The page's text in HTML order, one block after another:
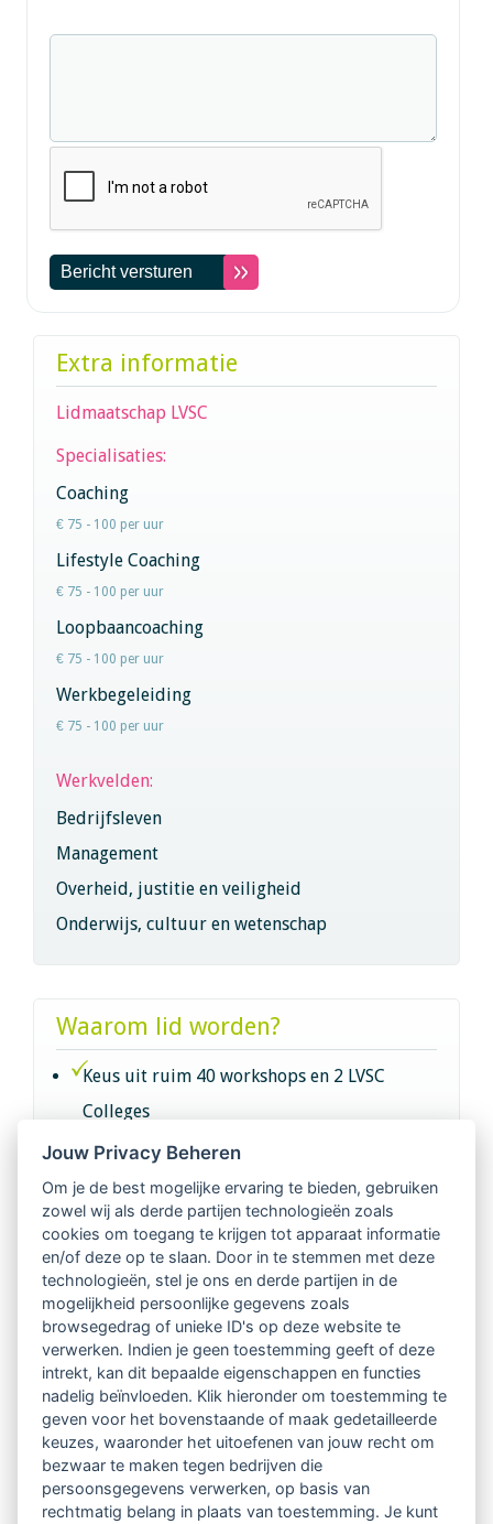
Extra informatie
Lidmaatschap LVSC
Specialisaties:
Coaching
€ 75 - 100 per uur
Lifestyle Coaching
€ 75 - 100 per uur
Loopbaancoaching
€ 75 - 100 per uur
Werkbegeleiding
€ 75 - 100 per uur
Werkvelden:
Bedrijfsleven
Management
Overheid, justitie en veiligheid
Onderwijs, cultuur en wetenschap
Waarom lid worden?
Keus uit ruim 40 workshops en 2 LVSC
Colleges
Intervisie met geregistreerde vakgenoten
Netwerk van 2100 professionals in 14
regio's
Vindbaar voor opdrachtgevers
Tijdschrift voor
Begeleidingskunde & kennisbank
Beroepsregistratie (LVSC keurmerk)
Lid worden van LVSC
Jouw Privacy Beheren
Om je de best mogelijke ervaring te bieden, gebruiken
zowel wij als derde partijen technologieën zoals
cookies om toegang te krijgen tot apparaat informatie
en/of deze op te slaan. Door in te stemmen met deze
technologieën, stel je ons en derde partijen in de
mogelijkheid persoonlijke gegevens zoals
browsegedrag of unieke ID's op deze website te
verwerken. Indien je geen toestemming geeft of deze
intrekt, kan dit bepaalde eigenschappen en functies
nadelig beïnvloeden. Klik hieronder om toestemming te
geven voor het bovenstaande of maak gedetailleerde
keuzes, waaronder het uitoefenen van jouw recht om
bezwaar te maken tegen bedrijven die
persoonsgegevens verwerken, op basis van
rechtmatig belang in plaats van toestemming. Je kunt